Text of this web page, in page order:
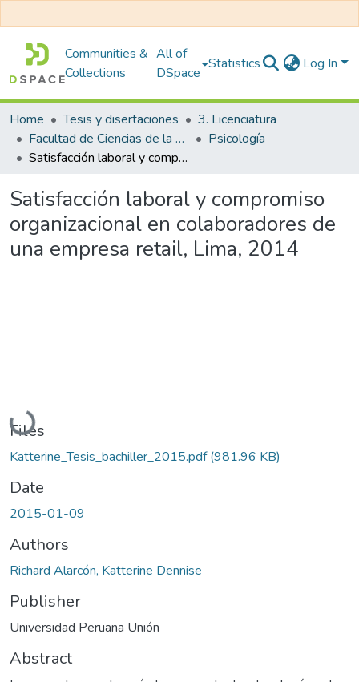
Communities &
Collections
All of
DSpace
Statistics Log In
Home Tesis y disertaciones
3. Licenciatura
Facultad de Ciencias de la Salud
Psicología
Satisfacción laboral y compromiso organizacional en colaboradores de una empresa retail, Lima, 2014
Satisfacción laboral y compromiso
organizacional en colaboradores de
una empresa retail, Lima, 2014
Loading...
Files
Katterine_Tesis_bachiller_2015.pdf(981.96 KB)
Date
2015-01-09
Authors
Richard Alarcón, Katterine Dennise
Publisher
Universidad Peruana Unión
Abstract